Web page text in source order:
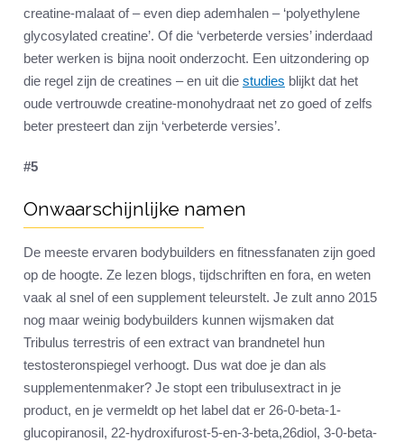
creatine-malaat of – even diep ademhalen – ‘polyethylene
glycosylated creatine’. Of die ‘verbeterde versies’ inderdaad
beter werken is bijna nooit onderzocht. Een uitzondering op
die regel zijn de creatines – en uit die studies blijkt dat het
oude vertrouwde creatine-monohydraat net zo goed of zelfs
beter presteert dan zijn ‘verbeterde versies’.
#5
Onwaarschijnlijke namen
De meeste ervaren bodybuilders en fitnessfanaten zijn goed
op de hoogte. Ze lezen blogs, tijdschriften en fora, en weten
vaak al snel of een supplement teleurstelt. Je zult anno 2015
nog maar weinig bodybuilders kunnen wijsmaken dat
Tribulus terrestris of een extract van brandnetel hun
testosteronspiegel verhoogt. Dus wat doe je dan als
supplementenmaker? Je stopt een tribulusextract in je
product, en je vermeldt op het label dat er 26-0-beta-1-
glucopiranosil, 22-hydroxifurost-5-en-3-beta,26diol, 3-0-beta-